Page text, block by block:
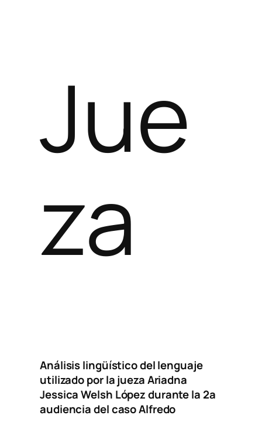
Jue
za
Análisis lingüístico del lenguaje
utilizado por la jueza Ariadna
Jessica Welsh López durante la 2a
audiencia del caso Alfredo